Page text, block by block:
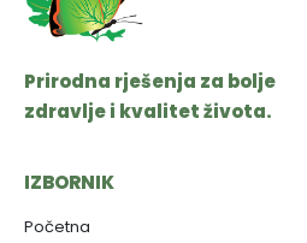
Prirodna rješenja za bolje
zdravlje i kvalitet života.
IZBORNIK
Početna